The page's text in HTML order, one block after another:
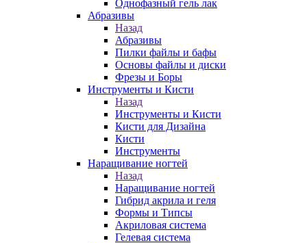
Однофазный гель лак
Абразивы
Назад
Абразивы
Пилки файлы и бафы
Основы файлы и диски
Фрезы и Боры
Инструменты и Кисти
Назад
Инструменты и Кисти
Кисти для Дизайна
Кисти
Инструменты
Наращивание ногтей
Назад
Наращивание ногтей
Гибрид акрила и геля
Формы и Типсы
Акриловая система
Гелевая система